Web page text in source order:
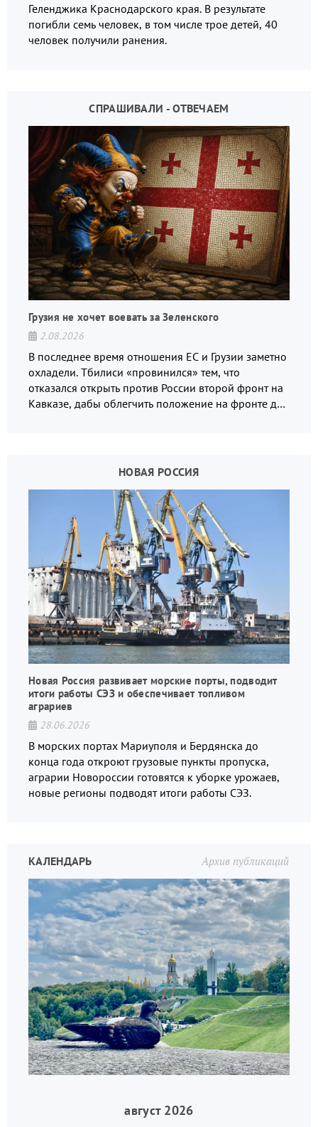
Геленджика Краснодарского края. В результате
погибли семь человек, в том числе трое детей, 40
человек получили ранения.
СПРАШИВАЛИ - ОТВЕЧАЕМ
Грузия не хочет воевать за Зеленского
2.08.2026
В последнее время отношения ЕС и Грузии заметно
охладели. Тбилиси «провинился» тем, что
отказался открыть против России второй фронт на
Кавказе, дабы облегчить положение на фронте для
НОВАЯ РОССИЯ
Новая Россия развивает морские порты, подводит
итоги работы СЭЗ и обеспечивает топливом
аграриев
28.06.2026
В морских портах Мариуполя и Бердянска до
конца года откроют грузовые пункты пропуска,
аграрии Новороссии готовятся к уборке урожаев,
новые регионы подводят итоги работы СЭЗ.
Архив публикаций
КАЛЕНДАРЬ
август 2026